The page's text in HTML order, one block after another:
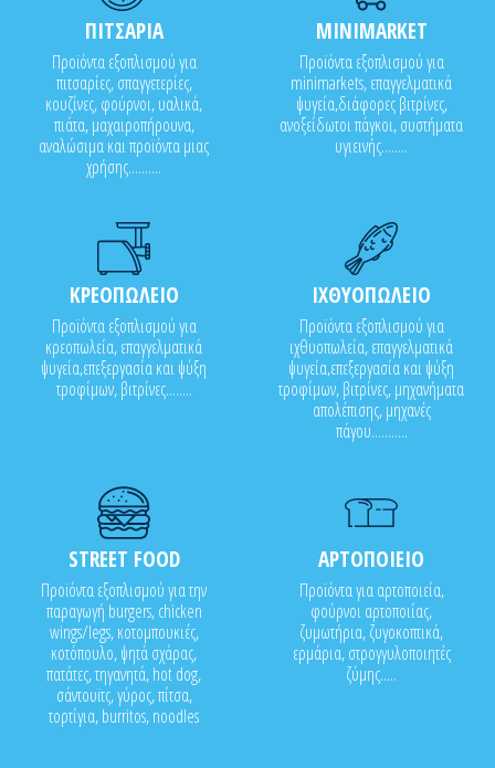
ΠΙΤΣΑΡΙΑ
Προϊόντα εξοπλισμού για
πιτσαρίες, σπαγγετερίες,
κουζίνες, φούρνοι, υαλικά,
πιάτα, μαχαιροπήρουνα,
αναλώσιμα και προϊόντα μιας
χρήσης..........
MINIMARKET
Προϊόντα εξοπλισμού για
minimarkets, επαγγελματικά
ψυγεία,διάφορες βιτρίνες,
ανοξείδωτοι πάγκοι, συστήματα
υγιεινής........
ΚΡΕΟΠΩΛΕΙΟ
Προϊόντα εξοπλισμού για
κρεοπωλεία, επαγγελματικά
ψυγεία,επεξεργασία και ψύξη
τροφίμων, βιτρίνες........
ΙΧΘΥΟΠΩΛΕΙΟ
Προϊόντα εξοπλισμού για
ιχθυοπωλεία, επαγγελματικά
ψυγεία,επεξεργασία και ψύξη
τροφίμων, βιτρίνες, μηχανήματα
απολέπισης, μηχανές
πάγου...........
STREET FOOD
Προϊόντα εξοπλισμού για την
παραγωγή burgers, chicken
wings/legs, κοτομπουκιές,
κοτόπουλο, ψητά σχάρας,
πατάτες, τηγανητά, hot dog,
σάντουϊτς, γύρος, πίτσα,
τορτίγια, burritos, noodles
ΑΡΤΟΠΟΙΕΙΟ
Προϊόντα για αρτοποιεία,
φούρνοι αρτοποιίας,
ζυμωτήρια, ζυγοκοπτικά,
ερμάρια, στρογγυλοποιητές
ζύμης.....